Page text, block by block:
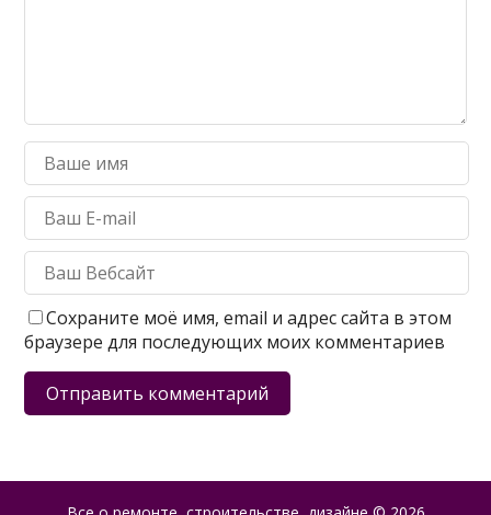
Сохраните моё имя, email и адрес сайта в этом
браузере для последующих моих комментариев